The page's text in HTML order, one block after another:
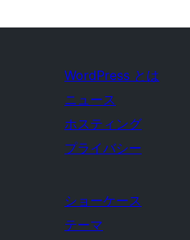
WordPress とは
ニュース
ホスティング
プライバシー
ショーケース
テーマ